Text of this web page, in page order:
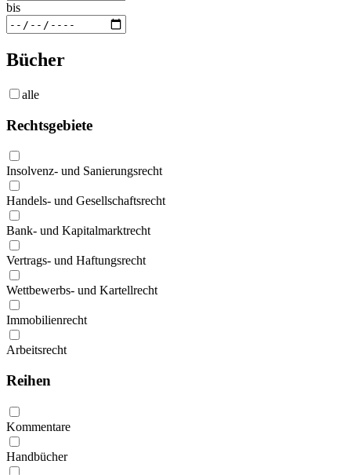
bis
Bücher
alle
Rechtsgebiete
Insolvenz- und Sanierungsrecht
Handels- und Gesellschaftsrecht
Bank- und Kapitalmarktrecht
Vertrags- und Haftungsrecht
Wettbewerbs- und Kartellrecht
Immobilienrecht
Arbeitsrecht
Reihen
Kommentare
Handbücher